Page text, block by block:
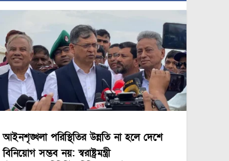
আইনশৃঙ্খলা পরিস্থিতির উন্নতি না হলে দেশে
বিনিয়োগ সম্ভব নয়: স্বরাষ্ট্রমন্ত্রী